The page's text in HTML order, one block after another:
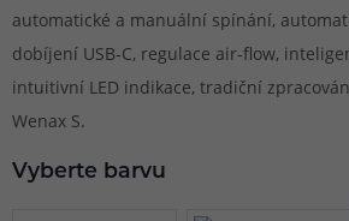
automatické a manuální spínání,
dobíjení USB-C, regulace air-flow,
intuitivní LED indikace, tradiční
Wenax S.
Vyberte barvu